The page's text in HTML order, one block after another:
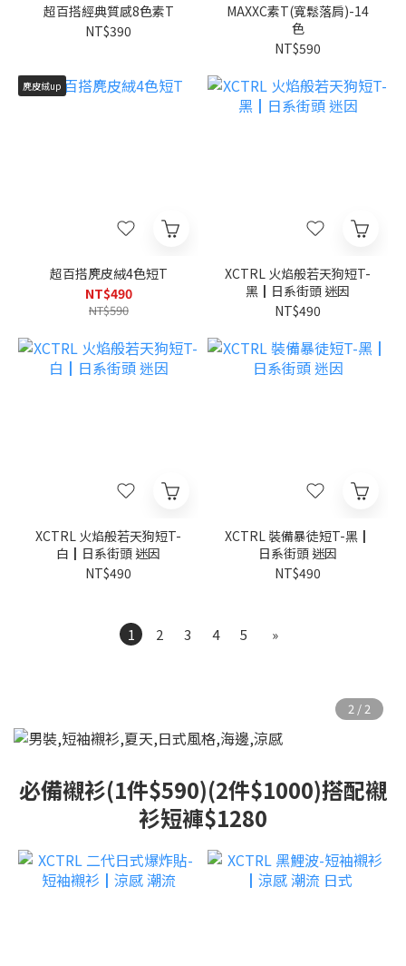
超百搭經典質感8色素T
NT$390
MAXXC素T(寬鬆落肩)-14
色
NT$590
麂皮絨up
超百搭麂皮絨4色短T
NT$490
NT$590
XCTRL 火焰般若天狗短T-
黑┃日系街頭 迷因
NT$490
XCTRL 火焰般若天狗短T-
白┃日系街頭 迷因
NT$490
XCTRL 裝備暴徒短T-黑┃
日系街頭 迷因
NT$490
1 2 3 4 5 »
必備襯衫(1件$590)(2件$1000)搭配襯
衫短褲$1280